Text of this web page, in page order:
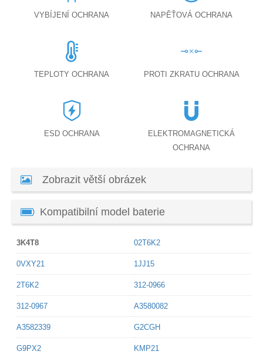
VYBÍJENÍ OCHRANA NAPĚŤOVÁ OCHRANA
TEPLOTY OCHRANA PROTI ZKRATU OCHRANA
ESD OCHRANA
ELEKTROMAGNETICKÁ
OCHRANA
Zobrazit větší obrázek
Kompatibilní model baterie
3K4T8 02T6K2
0VXY21 1JJ15
2T6K2 312-0966
312-0967 A3580082
A3582339 G2CGH
G9PX2 KMP21